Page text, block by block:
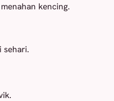
kencing.
sehari.